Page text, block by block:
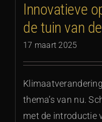
Innovatieve
de tuin van
17 maart 2025
thema’s van nu.
met de introductie